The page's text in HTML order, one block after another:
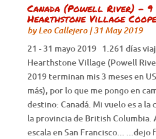
Canada (Powell River) – 9
Hearthstone Village
byLeo Callejero|31 May 2019
21 - 31 mayo 2019 1.261 días
Hearthstone Village (Powell
2019 terminan mis 3 meses en
más), por lo que me pongo en
destino: Canadá. Mi vuelo es a la
la provincia de British Columbia.
escala en San Francisco...